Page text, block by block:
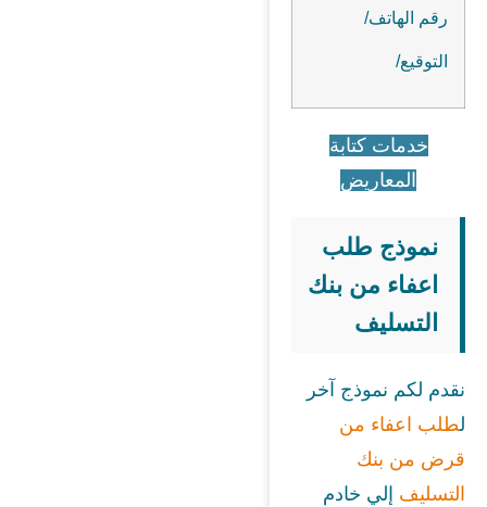
رقم الهاتف/
التوقيع/
خدمات كتابة
المعاريض
نموذج طلب
اعفاء من بنك
التسليف
نقدم لكم نموذج آخر
لطلب اعفاء من
قرض من بنك
التسليف إلي خادم